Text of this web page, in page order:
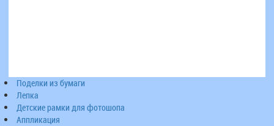
Поделки из бумаги
Лепка
Детские рамки для фотошопа
Аппликация